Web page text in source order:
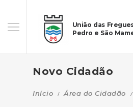
União das
Pedro e São
Novo Cidadão
Início Área do Cidadão